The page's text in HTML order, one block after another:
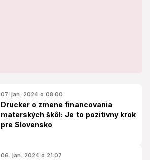
07. jan. 2024 o 08:00
Drucker o zmene financovania
materských škôl: Je to pozitívny krok
pre Slovensko
06. jan. 2024 o 21:07